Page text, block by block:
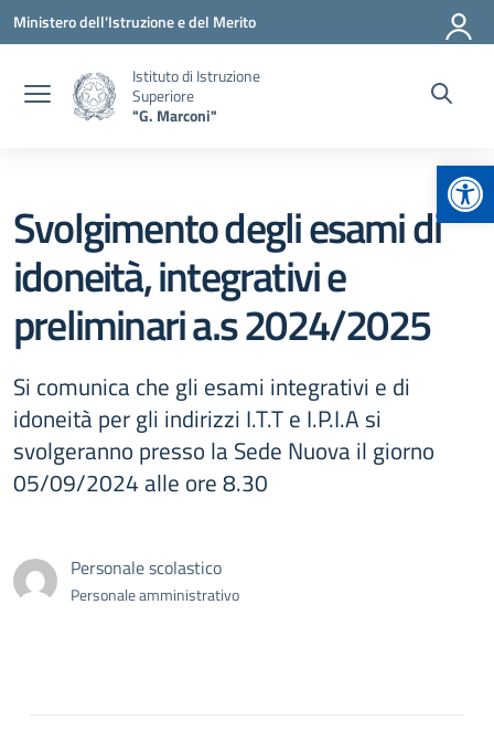
Vai ai contenuti
Vai al menu di navigazione
Vai al footer
Ministero dell'Istruzione e del Merito
Istituto di Istruzione
Superiore
"G. Marconi"
Svolgimento degli esami di
idoneità, integrativi e
preliminari a.s 2024/2025
Si comunica che gli esami integrativi e di
idoneità per gli indirizzi I.T.T e I.P.I.A si
svolgeranno presso la Sede Nuova il giorno
05/09/2024 alle ore 8.30
Personale scolastico
Personale amministrativo